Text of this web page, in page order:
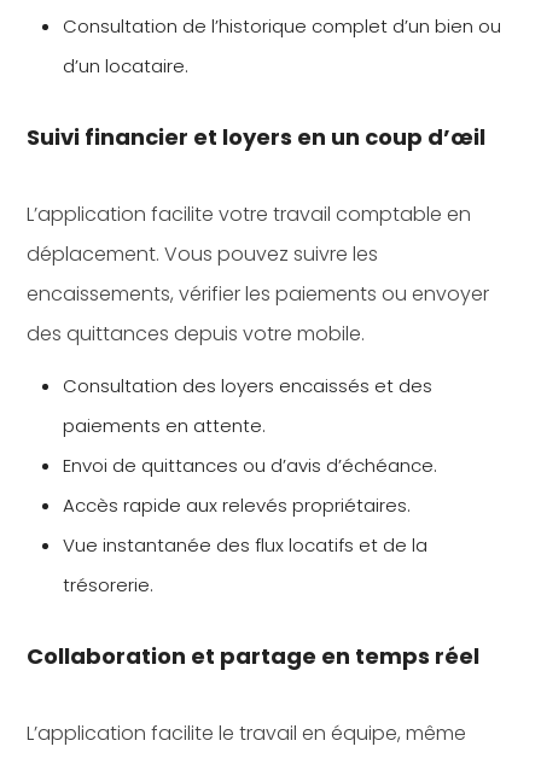
Consultation de l’historique complet d’un bien ou
d’un locataire.
Suivi financier et loyers en un coup d’œil
L’application facilite votre travail comptable en
déplacement. Vous pouvez suivre les
encaissements, vérifier les paiements ou envoyer
des quittances depuis votre mobile.
Consultation des loyers encaissés et des
paiements en attente.
Envoi de quittances ou d’avis d’échéance.
Accès rapide aux relevés propriétaires.
Vue instantanée des flux locatifs et de la
trésorerie.
Collaboration et partage en temps réel
L’application facilite le travail en équipe, même